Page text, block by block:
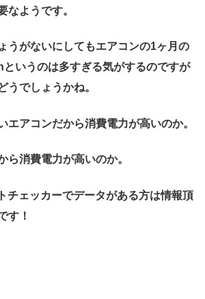
なようです。
うがないにしてもエアコンの1ヶ月の
いうのは多すぎる気がするのですが
うでしょうかね。
エアコンだから消費電力が高いのか。
ら消費電力が高いのか。
チェッカーでデータがある方は情報頂
す！